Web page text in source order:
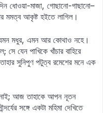
ধোওয়া-মাজা, গোছানো-গাছানো–
মমত্ব আকৃষ্ট হইতে লাগিল।
যেমন মধুর, এমন আর কোথাও নহে।
যেন পাখিকে খাঁচার বাহিরে
সুনিপুণ পটুত্ব রমেশের মনে এক
নাই; আজ তাহাকে আপন নূতন
সঙ্গে একটা মহিমা দেখিতে